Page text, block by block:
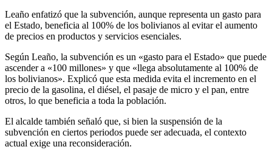
Leaño enfatizó que la subvención, aunque representa un gasto para
el Estado, beneficia al 100% de los bolivianos al evitar el aumento
de precios en productos y servicios esenciales.
Según Leaño, la subvención es un «gasto para el Estado» que puede
ascender a «100 millones» y que «llega absolutamente al 100% de
los bolivianos». Explicó que esta medida evita el incremento en el
precio de la gasolina, el diésel, el pasaje de micro y el pan, entre
otros, lo que beneficia a toda la población.
El alcalde también señaló que, si bien la suspensión de la
subvención en ciertos periodos puede ser adecuada, el contexto
actual exige una reconsideración.